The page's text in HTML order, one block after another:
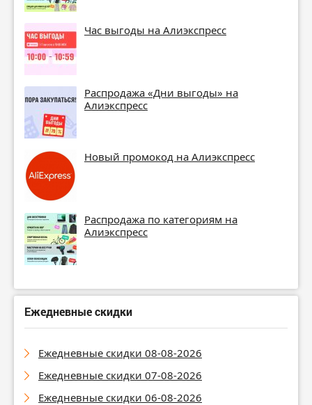
Час выгоды на Алиэкспресс
Распродажа «Дни выгоды» на
Алиэкспресс
Новый промокод на Алиэкспресс
Распродажа по категориям на
Алиэкспресс
Ежедневные скидки
Ежедневные скидки 08-08-2026
Ежедневные скидки 07-08-2026
Ежедневные скидки 06-08-2026